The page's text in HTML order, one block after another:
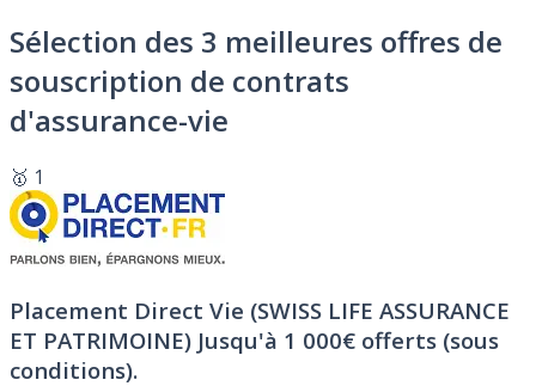
Sélection des 3 meilleures offres de
souscription de contrats
d'assurance-vie
🥇 1
Placement Direct Vie (SWISS LIFE ASSURANCE
ET PATRIMOINE) Jusqu'à 1 000€ offerts (sous
conditions).